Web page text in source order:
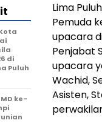
Lima
Pemuda
upacara
Penjabat
upacara
Wachid,
Asisten,
di
Puluh
ke-